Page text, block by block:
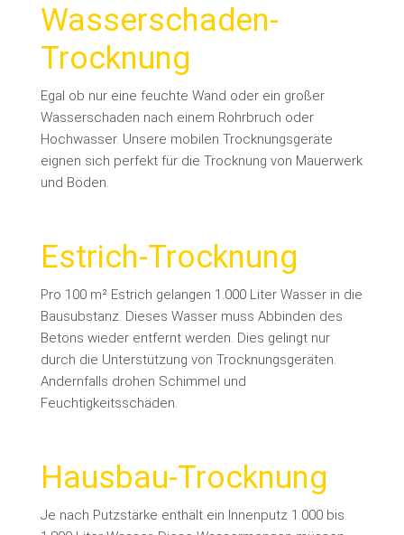
Wasserschaden-
Trocknung
Egal ob nur eine feuchte Wand oder ein großer
Wasserschaden nach einem Rohrbruch oder
Hochwasser. Unsere mobilen Trocknungsgeräte
eignen sich perfekt für die Trocknung von Mauerwerk
und Böden.
Estrich-Trocknung
Pro 100 m² Estrich gelangen 1.000 Liter Wasser in die
Bausubstanz. Dieses Wasser muss Abbinden des
Betons wieder entfernt werden. Dies gelingt nur
durch die Unterstützung von Trocknungsgeräten.
Andernfalls drohen Schimmel und
Feuchtigkeitsschäden.
Hausbau-Trocknung
Je nach Putzstärke enthält ein Innenputz 1.000 bis